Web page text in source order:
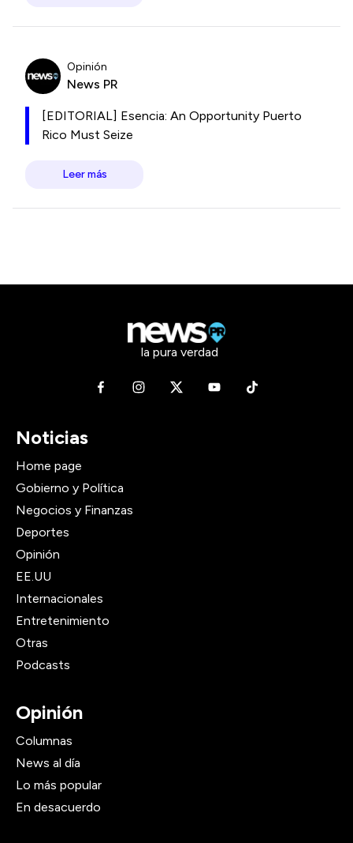
Opinión
News PR
[EDITORIAL] Esencia: An Opportunity Puerto
Rico Must Seize
Leer más
la pura verdad
Noticias
Home page
Gobierno y Política
Negocios y Finanzas
Deportes
Opinión
EE.UU
Internacionales
Entretenimiento
Otras
Podcasts
Opinión
Columnas
News al día
Lo más popular
En desacuerdo